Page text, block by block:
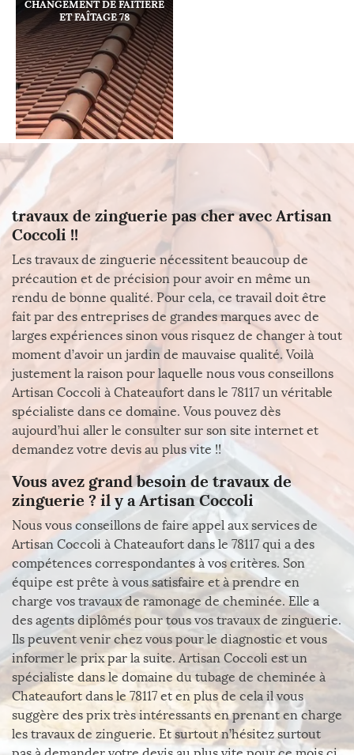
CHANGEMENT DE FAÎTIÈRE
ET FAÎTAGE 78
travaux de zinguerie pas cher avec Artisan
Coccoli !!
Les travaux de zinguerie nécessitent beaucoup de
précaution et de précision pour avoir en même un
rendu de bonne qualité. Pour cela, ce travail doit être
fait par des entreprises de grandes marques avec de
larges expériences sinon vous risquez de changer à tout
moment d’avoir un jardin de mauvaise qualité. Voilà
justement la raison pour laquelle nous vous conseillons
Artisan Coccoli à Chateaufort dans le 78117 un véritable
spécialiste dans ce domaine. Vous pouvez dès
aujourd’hui aller le consulter sur son site internet et
demandez votre devis au plus vite !!
Vous avez grand besoin de travaux de
zinguerie ? il y a Artisan Coccoli
Nous vous conseillons de faire appel aux services de
Artisan Coccoli à Chateaufort dans le 78117 qui a des
compétences correspondantes à vos critères. Son
équipe est prête à vous satisfaire et à prendre en
charge vos travaux de ramonage de cheminée. Elle a
des agents diplômés pour tous vos travaux de zinguerie.
Ils peuvent venir chez vous pour le diagnostic et vous
informer le prix par la suite. Artisan Coccoli est un
spécialiste dans le domaine du tubage de cheminée à
Chateaufort dans le 78117 et en plus de cela il vous
suggère des prix très intéressants en prenant en charge
les travaux de zinguerie. Et surtout n’hésitez surtout